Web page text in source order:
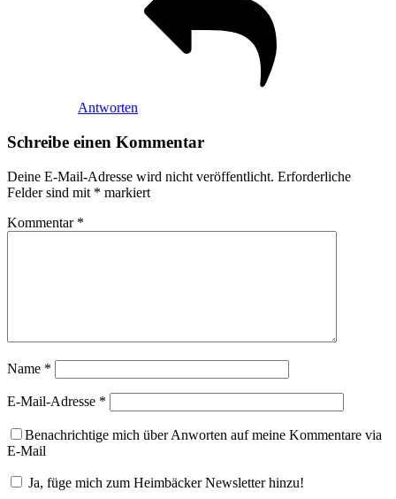
Antworten
Schreibe einen Kommentar
Deine E-Mail-Adresse wird nicht veröffentlicht. Erforderliche
Felder sind mit * markiert
Kommentar *
Name *
E-Mail-Adresse *
Benachrichtige mich über Anworten auf meine Kommentare via
E-Mail
Ja, füge mich zum Heimbäcker Newsletter hinzu!